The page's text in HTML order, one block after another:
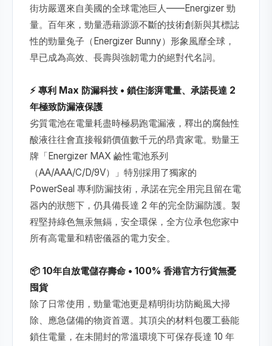
街坊嚴選來自美國的全球電池巨人——Energizer 勁
量。百年來，勁量憑藉源源不斷的技術創新與其標誌
性的勁量兔子（Energizer Bunny）形象風靡全球，
早已成為高效、長壽與強韌電力的絕對代名詞。
⚡ 專利 Max 防漏科技 • 鎖住澎湃電量、承諾長達 2
年極致防漏液保護
劣質電池在電量耗盡時極易跑電漏液，釋出的腐蝕性
酸液往往會直接報銷價值數千元的昂貴家電。勁量王
牌「Energizer MAX 鹼性電池系列
（AA/AAA/C/D/9V）」特別採用了獨家的
PowerSeal 專利防漏技術，承諾在完全用完且留在電
器內的狀態下，仍具備長達 2 年的完全防漏防護。製
程堅持綠色無汞無鎘，安全環保，全方位承包您家中
所有高電量和精密儀器的電力安全。
📦 10年自放電儲存壽命 • 100% 香港官方行貨無憂
囤貨
除了日常使用，勁量電池更是精明街坊防颱風大掃
除、應急儲備的物資首選。其頂尖的材料包覆工藝能
鎖住電量，在未開封的常溫環境下可保存長達 10 年